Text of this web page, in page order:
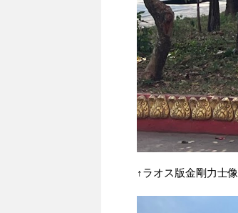
↑ラオス版金剛力士像